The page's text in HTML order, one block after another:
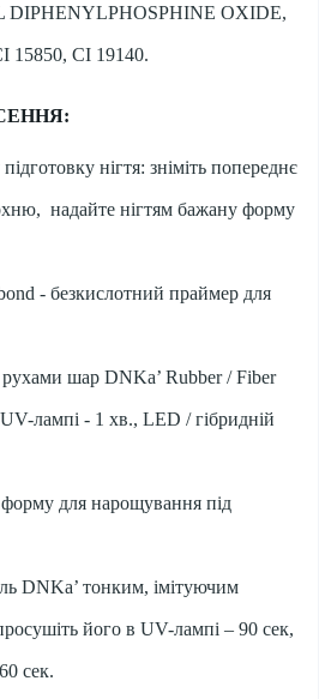
OXIDE,
15850, CI 19140.
нігтя: зніміть попереднє
надайте нігтям бажану форму
- безкислотний праймер для
шар DNKa’ Rubber / Fiber
лампі - 1 хв., LED / гібридній
форму для нарощування під
DNKa’ тонким, імітуючим
його в UV-лампі – 90 сек,
сек.